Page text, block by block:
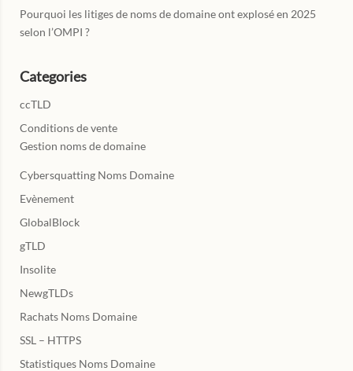
Pourquoi les litiges de noms de domaine ont explosé en 2025
selon l’OMPI ?
Categories
ccTLD
Conditions de vente
Gestion noms de domaine
Cybersquatting Noms Domaine
Evènement
GlobalBlock
gTLD
Insolite
NewgTLDs
Rachats Noms Domaine
SSL – HTTPS
Statistiques Noms Domaine